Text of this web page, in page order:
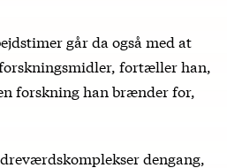
går da også med at
fortæller han,
forskning han brænder for,
dengang,